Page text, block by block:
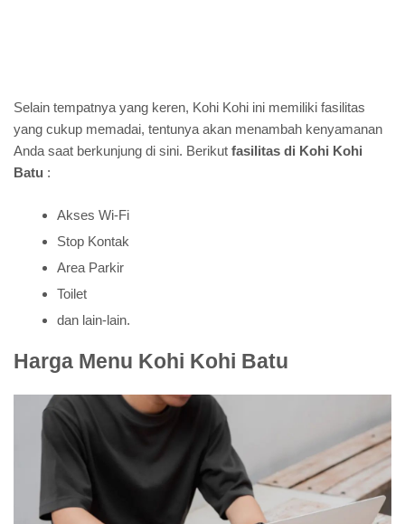
Selain tempatnya yang keren, Kohi Kohi ini memiliki fasilitas
yang cukup memadai, tentunya akan menambah kenyamanan
Anda saat berkunjung di sini. Berikut fasilitas di Kohi Kohi
Batu :
Akses Wi-Fi
Stop Kontak
Area Parkir
Toilet
dan lain-lain.
Harga Menu Kohi Kohi Batu